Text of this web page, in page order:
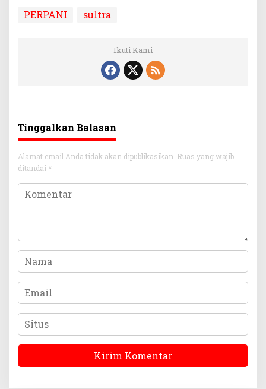
PERPANI
sultra
Ikuti Kami
Tinggalkan Balasan
Alamat email Anda tidak akan dipublikasikan. Ruas yang wajib
ditandai *